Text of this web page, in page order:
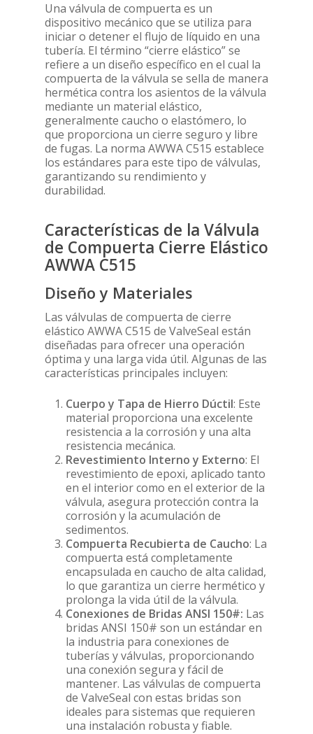
Una válvula de compuerta es un
dispositivo mecánico que se utiliza para
iniciar o detener el flujo de líquido en una
tubería. El término “cierre elástico” se
refiere a un diseño específico en el cual la
compuerta de la válvula se sella de manera
hermética contra los asientos de la válvula
mediante un material elástico,
generalmente caucho o elastómero, lo
que proporciona un cierre seguro y libre
de fugas. La norma AWWA C515 establece
los estándares para este tipo de válvulas,
garantizando su rendimiento y
durabilidad.
Características de la Válvula
de Compuerta Cierre Elástico
AWWA C515
Diseño y Materiales
Las válvulas de compuerta de cierre
elástico AWWA C515 de ValveSeal están
diseñadas para ofrecer una operación
óptima y una larga vida útil. Algunas de las
características principales incluyen:
Cuerpo y Tapa de Hierro Dúctil: Este
material proporciona una excelente
resistencia a la corrosión y una alta
resistencia mecánica.
Revestimiento Interno y Externo: El
revestimiento de epoxi, aplicado tanto
en el interior como en el exterior de la
válvula, asegura protección contra la
corrosión y la acumulación de
sedimentos.
Compuerta Recubierta de Caucho: La
compuerta está completamente
encapsulada en caucho de alta calidad,
lo que garantiza un cierre hermético y
prolonga la vida útil de la válvula.
Conexiones de Bridas ANSI 150#: Las
bridas ANSI 150# son un estándar en
la industria para conexiones de
tuberías y válvulas, proporcionando
una conexión segura y fácil de
mantener. Las válvulas de compuerta
de ValveSeal con estas bridas son
ideales para sistemas que requieren
una instalación robusta y fiable.